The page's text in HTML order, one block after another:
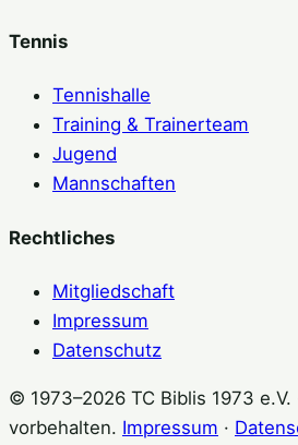
Tennis
Tennishalle
Training & Trainerteam
Jugend
Mannschaften
Rechtliches
Mitgliedschaft
Impressum
Datenschutz
© 1973–2026 TC Biblis 1973 e.V.
vorbehalten. Impressum ·